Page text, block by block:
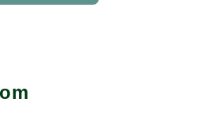
više